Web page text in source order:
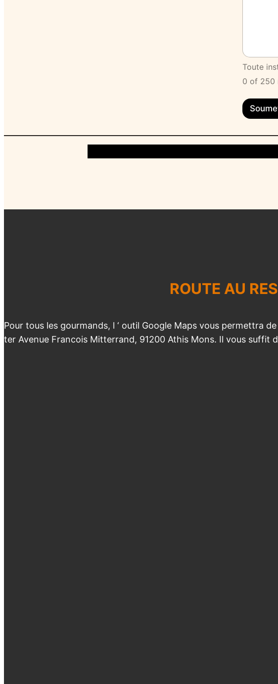
Toute
0 of 250
ROUTE AU
Pour tous les gourmands, l ‘ outil Google Maps vous permettra
ter Avenue Francois Mitterrand, 91200 Athis Mons. Il vous suffit